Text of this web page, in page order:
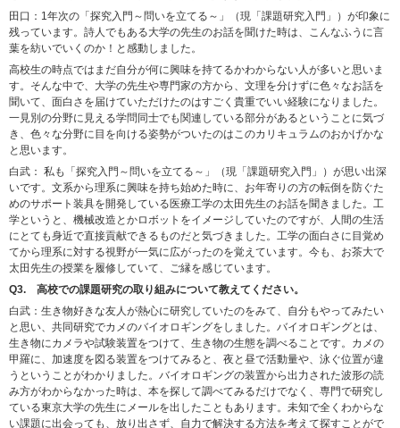
田口：1年次の「探究入門～問いを立てる～」（現「課題研究入門」）が印象に
残っています。詩人でもある大学の先生のお話を聞けた時は、こんなふうに言
葉を紡いでいくのか！と感動しました。
高校生の時点ではまだ自分が何に興味を持てるかわからない人が多いと思いま
す。そんな中で、大学の先生や専門家の方から、文理を分けずに色々なお話を
聞いて、面白さを届けていただけたのはすごく貴重でいい経験になりました。
一見別の分野に見える学問同士でも関連している部分があるということに気づ
き、色々な分野に目を向ける姿勢がついたのはこのカリキュラムのおかげかな
と思います。
白武： 私も「探究入門～問いを立てる～」（現「課題研究入門」）が思い出深
いです。文系から理系に興味を持ち始めた時に、お年寄りの方の転倒を防ぐた
めのサポート装具を開発している医療工学の太田先生のお話を聞きました。工
学というと、機械改造とかロボットをイメージしていたのですが、人間の生活
にとても身近で直接貢献できるものだと気づきました。工学の面白さに目覚め
てから理系に対する視野が一気に広がったのを覚えています。今も、お茶大で
太田先生の授業を履修していて、ご縁を感じています。
Q3. 高校での課題研究の取り組みについて教えてください。
白武：生き物好きな友人が熱心に研究していたのをみて、自分もやってみたい
と思い、共同研究でカメのバイオロギングをしました。バイオロギングとは、
生き物にカメラや試験装置をつけて、生き物の生態を調べることです。カメの
甲羅に、加速度を図る装置をつけてみると、夜と昼で活動量や、泳ぐ位置が違
うということがわかりました。バイオロギングの装置から出力された波形の読
み方がわからなかった時は、本を探して調べてみるだけでなく、専門で研究し
ている東京大学の先生にメールを出したこともあります。未知で全くわからな
い課題に出会っても、放り出さず、自力で解決する方法を考えて探すことがで